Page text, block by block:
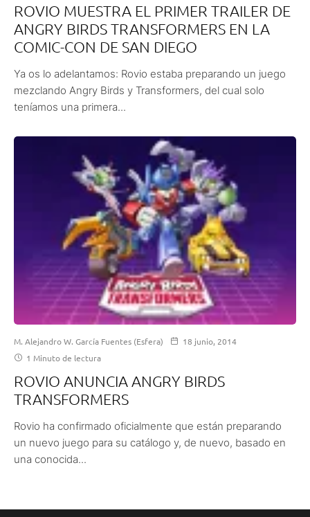
ROVIO MUESTRA EL PRIMER TRAILER DE
ANGRY BIRDS TRANSFORMERS EN LA
COMIC-CON DE SAN DIEGO
Ya os lo adelantamos: Rovio estaba preparando un juego
mezclando Angry Birds y Transformers, del cual solo
teníamos una primera...
M. Alejandro W. García Fuentes (Esfera)
18 junio, 2014
1 Minuto de lectura
ROVIO ANUNCIA ANGRY BIRDS
TRANSFORMERS
Rovio ha confirmado oficialmente que están preparando
un nuevo juego para su catálogo y, de nuevo, basado en
una conocida...